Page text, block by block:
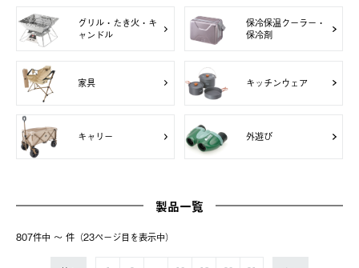
グリル・たき火・キ
ャンドル
保冷保温クーラー・
保冷剤
家具 キッチンウェア
キャリー 外遊び
製品一覧
807件中 〜 件（23ページ⽬を表⽰中）